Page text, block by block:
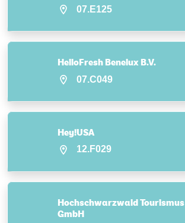
07.E125
HelloFresh Benelux B.V.
07.C049
Hey!USA
12.F029
Hochschwarzwald Tourismus
GmbH